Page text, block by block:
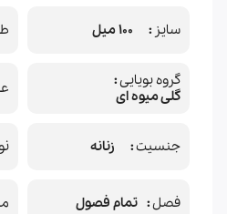
سایز
گروه بویایی
گلی میوه ای
جنسیت زنانه
فصل تمام فصول